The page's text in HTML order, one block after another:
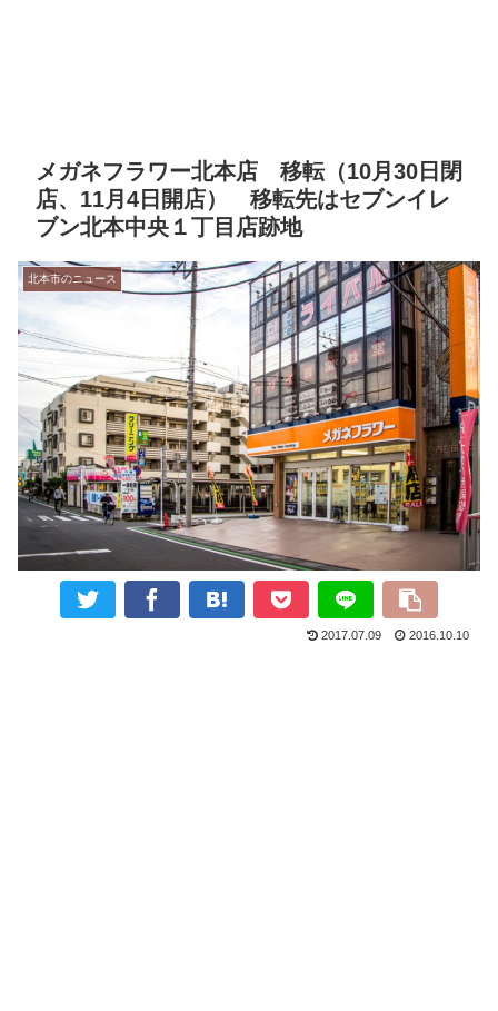
メガネフラワー北本店 移転（10月30日閉
店、11月4日開店） 移転先はセブンイレ
ブン北本中央１丁目店跡地
北本市のニュース
2017.07.09 2016.10.10